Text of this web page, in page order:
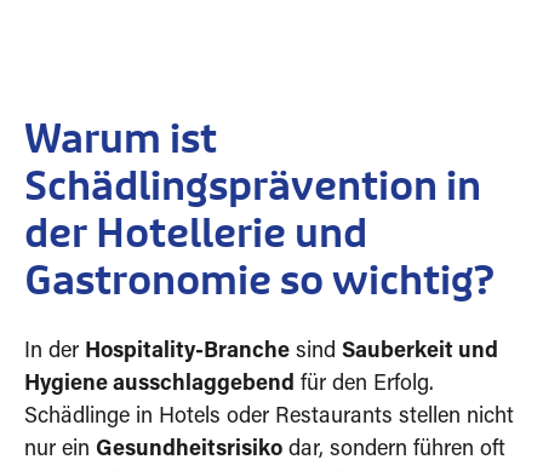
Warum ist
Schädlingsprävention in
der Hotellerie und
Gastronomie so wichtig?
In der Hospitality-Branche sind Sauberkeit und
Hygiene ausschlaggebend für den Erfolg.
Schädlinge in Hotels oder Restaurants stellen nicht
nur ein Gesundheitsrisiko dar, sondern führen oft